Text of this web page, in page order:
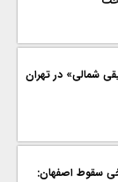
شمالی» در تهران
سقوط اصفهان: